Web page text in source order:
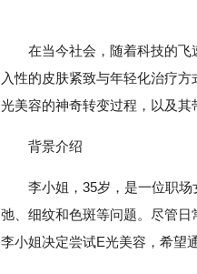
在当今社会，随着科技的飞
入性的皮肤紧致与年轻化治疗
光美容的神奇转变过程，以及其
背景介绍
李小姐，35岁，是一位职
弛、细纹和色斑等问题。尽管
李小姐决定尝试E光美容，希望